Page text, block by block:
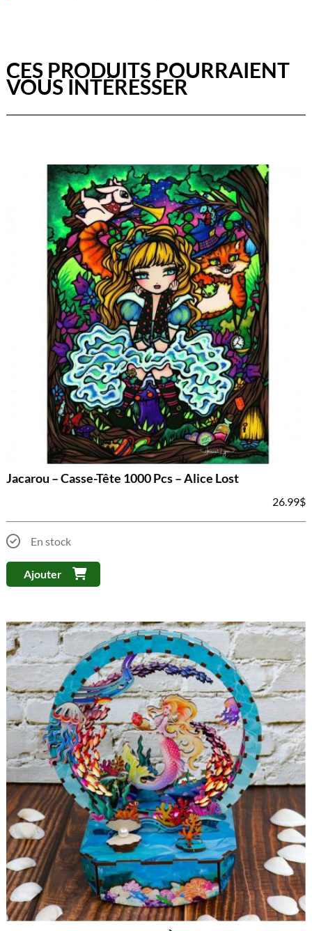
CES PRODUITS POURRAIENT
VOUS INTÉRESSER
Jacarou – Casse-Tête 1000 Pcs – Alice Lost
26.99$
En stock
Ajouter